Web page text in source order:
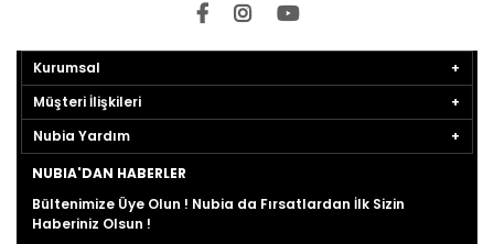
Kurumsal
Müşteri İlişkileri
Nubia Yardım
NUBIA'DAN HABERLER
Bültenimize Üye Olun ! Nubia da Fırsatlardan İlk Sizin
Haberiniz Olsun !